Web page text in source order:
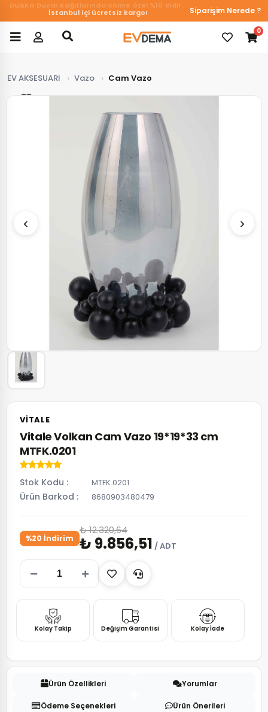
İstanbul içi ücretsiz kargo!
Du&Ka Duvar Kağıtlarında online özel %10 indirim! Siparişim Nerede ?
0
EV AKSESUARI Vazo Cam Vazo
‹ ›
VITALE
Vitale Volkan Cam Vazo 19*19*33 cm
MTFK.0201
Stok Kodu MTFK.0201
Ürün Barkod 8680903480479
%20 İndirim
₺ 12.320,64
₺ 9.856,51 / ADT
Kolay Takip Değişim Garantisi Kolay İade
Ürün Özellikleri Yorumlar
Ödeme Seçenekleri Ürün Önerileri